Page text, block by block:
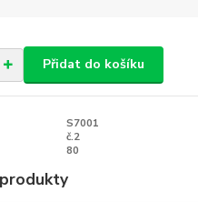
Přidat do košíku
S7001
č.2
80